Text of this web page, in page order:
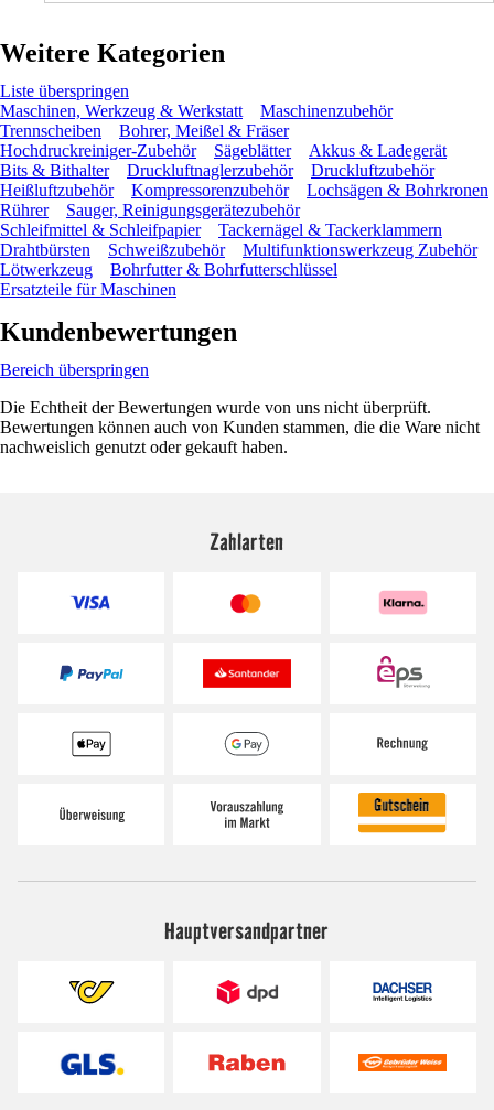
Weitere Kategorien
Liste überspringen
Maschinen, Werkzeug & Werkstatt
Maschinenzubehör
Trennscheiben
Bohrer, Meißel & Fräser
Hochdruckreiniger-Zubehör
Sägeblätter
Akkus & Ladegerät
Bits & Bithalter
Druckluftnaglerzubehör
Druckluftzubehör
Heißluftzubehör
Kompressorenzubehör
Lochsägen & Bohrkronen
Rührer
Sauger, Reinigungsgerätezubehör
Schleifmittel & Schleifpapier
Tackernägel & Tackerklammern
Drahtbürsten
Schweißzubehör
Multifunktionswerkzeug Zubehör
Lötwerkzeug
Bohrfutter & Bohrfutterschlüssel
Ersatzteile für Maschinen
Kundenbewertungen
Bereich überspringen
Die Echtheit der Bewertungen wurde von uns nicht überprüft.
Bewertungen können auch von Kunden stammen, die die Ware nicht
nachweislich genutzt oder gekauft haben.
Zahlarten
Hauptversandpartner